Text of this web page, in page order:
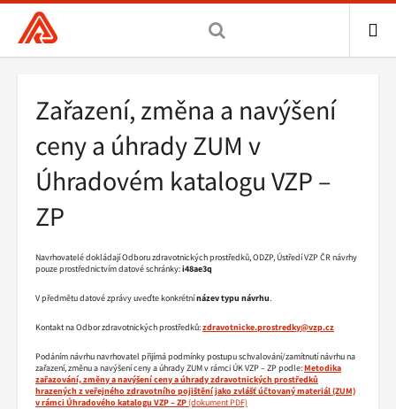
Všeobecná
zdravotní
hlavní
Drobečková
navigace
Zařazení, změna a navýšení
ceny a úhrady ZUM v
Úhradovém katalogu VZP –
ZP
Navrhovatelé dokládají Odboru zdravotnických prostředků, ODZP, Ústředí VZP ČR návrhy
pouze prostřednictvím datové schránky:i48ae3q
V předmětu datové zprávy uveďte konkrétnínázev typu návrhu.
Kontakt na Odbor zdravotnických prostředků:zdravotnicke.prostredky@vzp.cz
Podáním návrhu navrhovatel přijímá podmínky postupu schvalování/zamítnutí návrhu na
zařazení, změnu a navýšení ceny a úhrady ZUM v rámci ÚK VZP – ZP podle:Metodika
zařazování, změny a navýšení ceny a úhrady zdravotnických prostředků
hrazenýchz veřejného zdravotního pojištění jako zvlášť účtovaný materiál (ZUM)
v rámci Úhradového katalogu VZP – ZP